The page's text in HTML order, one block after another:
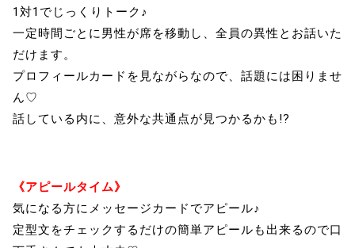
1対1でじっくりトーク♪
一定時間ごとに男性が席を移動し、全員の異性とお話いた
だけます。
プロフィールカードを見ながらなので、話題には困りませ
ん♡
話している内に、意外な共通点が見つかるかも!?
《アピールタイム》
気になる方にメッセージカードでアピール♪
定型文をチェックするだけの簡単アピールも出来るので口